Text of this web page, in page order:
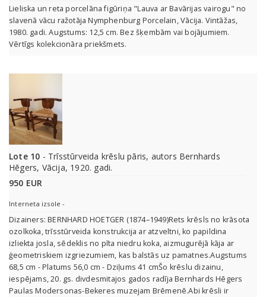
Lieliska un reta porcelāna figūriņa "Lauva ar Bavārijas vairogu" no
slavenā vācu ražotāja Nymphenburg Porcelain, Vācija. Vintāžas,
1980. gadi. Augstums: 12,5 cm. Bez šķembām vai bojājumiem.
Vērtīgs kolekcionāra priekšmets.
Lote 10 - Trīsstūrveida krēslu pāris, autors Bernhards
Hēgers, Vācija, 1920. gadi.
950 EUR
Interneta izsole -
Dizainers: BERNHARD HOETGER (1874–1949)Rets krēsls no krāsota
ozolkoka, trīsstūrveida konstrukcija ar atzveltni, ko papildina
izliekta josla, sēdeklis no pīta niedru koka, aizmugurējā kāja ar
ģeometriskiem izgriezumiem, kas balstās uz pamatnes.Augstums
68,5 cm - Platums 56,0 cm - Dziļums 41 cmŠo krēslu dizainu,
iespējams, 20. gs. divdesmitajos gados radīja Bernhards Hēgers
Paulas Modersonas-Bekeres muzejam Brēmenē.Abi krēsli ir